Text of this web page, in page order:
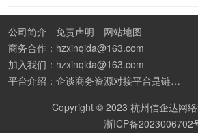
公司简介 免责声明
网站地图
商务合作：hzxinqida@163.com
加入我们：hzxinqida@163.com
平台介绍：企谈商务资源对接平台是链接资源人脉与客户的平台,也是地推app接任务平台、地推拉新团队接单平台。平台汇聚100W+商务资源，地推拉新、APP推广、BD异业合作等业务可免费发布。同时全国的地推团队和个人都可在地推接单平台找到赚钱项目和分享交流地推问题。
Copyright © 2023 杭州信企达网
浙ICP备2023006702